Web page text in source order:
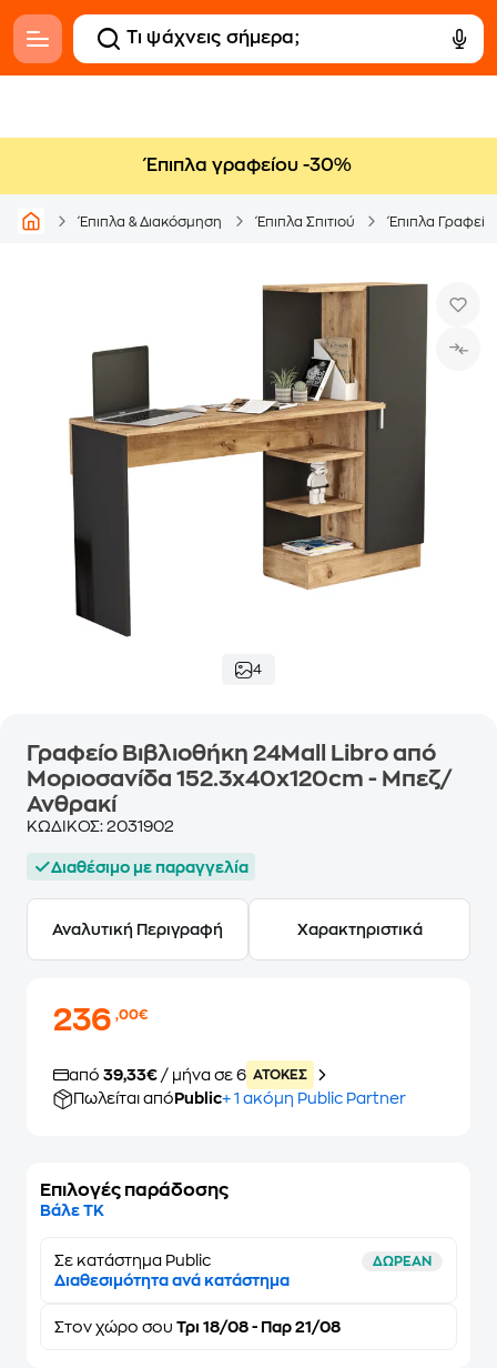
Έπιπλα γραφείου -30%
Έπιπλα & Διακόσμηση Έπιπλα Σπιτιού Έπιπλα
4
Γραφείο Βιβλιοθήκη 24Mall Libro από
Μοριοσανίδα 152.3x40x120cm - Μπεζ/
Ανθρακί
ΚΩΔΙΚΟΣ: 2031902
Διαθέσιμο με παραγγελία
Αναλυτική Περιγραφή Χαρακτηριστικά
236,00€
από 39,33€ / μήνα σε 6 ATOKEΣ
Πωλείται από Public+ 1 ακόμη Public Partner
Επιλογές παράδοσης
Βάλε ΤΚ
Σε κατάστημα Public ΔΩΡΕΑΝ
Διαθεσιμότητα ανά κατάστημα
Στον χώρο σου Τρι 18/08 - Παρ 21/08